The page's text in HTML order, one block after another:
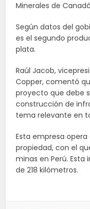
Minerales de
Según datos del
es el segundo
plata.
Raúl Jacob,
Copper, comentó
proyecto que debe
construcción de
tema relevante en
Esta empresa
propiedad, con el
minas en Perú.
de 218 kilómetros.